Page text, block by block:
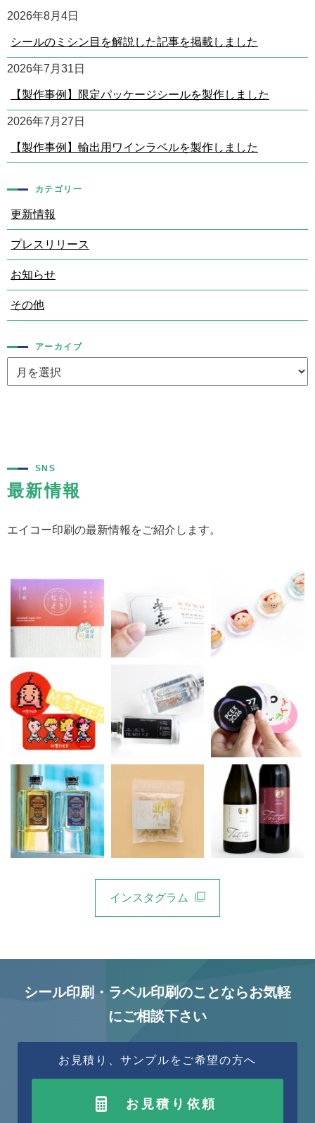
2026年8月4日
シールのミシン目を解説した記事を掲載しました
2026年7月31日
【製作事例】限定パッケージシールを製作しました
2026年7月27日
【製作事例】輸出用ワインラベルを製作しました
カテゴリー
更新情報
プレスリリース
お知らせ
その他
アーカイブ
SNS
最新情報
エイコー印刷の最新情報をご紹介します。
インスタグラム
シール印刷・ラベル印刷のことならお気軽
にご相談下さい
お見積り、サンプルをご希望の方へ
お見積り依頼